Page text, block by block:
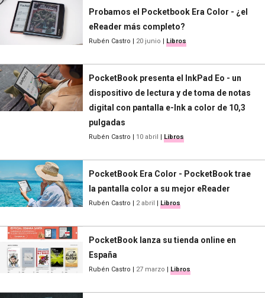
Probamos el Pocketbook Era Color - ¿el
eReader más completo?
Rubén Castro | 20 junio | Libros
PocketBook presenta el InkPad Eo - un
dispositivo de lectura y de toma de notas
digital con pantalla e-Ink a color de 10,3
pulgadas
Rubén Castro | 10 abril | Libros
PocketBook Era Color - PocketBook trae
la pantalla color a su mejor eReader
Rubén Castro | 2 abril | Libros
PocketBook lanza su tienda online en
España
Rubén Castro | 27 marzo | Libros